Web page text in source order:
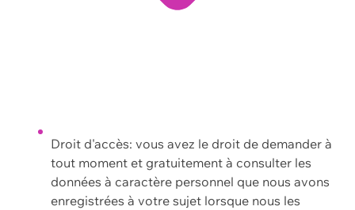
Droit d'accès: vous avez le droit de demander à
tout moment et gratuitement à consulter les
données à caractère personnel que nous avons
enregistrées à votre sujet lorsque nous les